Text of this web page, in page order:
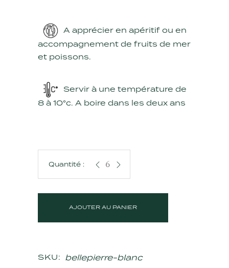
A apprécier en apéritif ou en
accompagnement de fruits de mer
et poissons.
Servir à une température de
8 à 10°c. A boire dans les deux ans
Évidence Blanc quantity
AJOUTER AU PANIER
SKU: bellepierre-blanc